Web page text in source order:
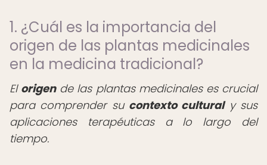
1. ¿Cuál es la importancia del
origen de las plantas medicinales
en la medicina tradicional?
El origende las plantas medicinales es crucial
para comprender su contexto culturaly sus
aplicaciones terapéuticas a lo largo del
tiempo.